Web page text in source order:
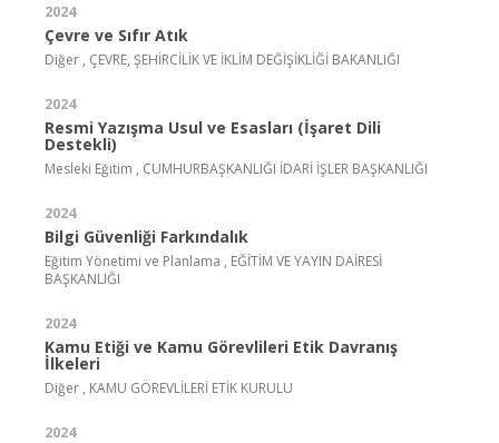
2024
Çevre ve Sıfır Atık
Diğer , ÇEVRE, ŞEHİRCİLİK VE İKLİM DEĞİŞİKLİĞİ BAKANLIĞI
2024
Resmi Yazışma Usul ve Esasları (İşaret Dili
Destekli)
Mesleki Eğitim , CUMHURBAŞKANLIĞI İDARİ İŞLER BAŞKANLIĞI
2024
Bilgi Güvenliği Farkındalık
Eğitim Yönetimi ve Planlama , EĞİTİM VE YAYIN DAİRESİ
BAŞKANLIĞI
2024
Kamu Etiği ve Kamu Görevlileri Etik Davranış
İlkeleri
Diğer , KAMU GÖREVLİLERİ ETİK KURULU
2024